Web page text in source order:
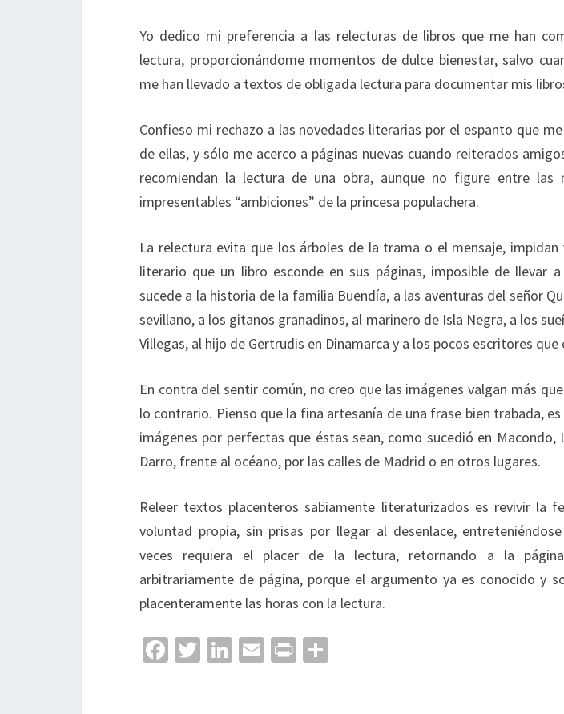
Yo dedico mi preferencia a las relecturas de libros que me han
lectura, proporcionándome momentos de dulce bienestar, salvo
me han llevado a textos de obligada lectura para documentar mis
Confieso mi rechazo a las novedades literarias por el espanto que
de ellas, y sólo me acerco a páginas nuevas cuando reiterados
recomiendan la lectura de una obra, aunque no figure entre las
impresentables “ambiciones” de la princesa populachera.
La relectura evita que los árboles de la trama o el mensaje,
literario que un libro esconde en sus páginas, imposible de llevar
sucede a la historia de la familia Buendía, a las aventuras del señor
sevillano, a los gitanos granadinos, al marinero de Isla Negra, a los
Villegas, al hijo de Gertrudis en Dinamarca y a los pocos escritores que
En contra del sentir común, no creo que las imágenes valgan más
lo contrario. Pienso que la fina artesanía de una frase bien trabada,
imágenes por perfectas que éstas sean, como sucedió en Macondo,
Darro, frente al océano, por las calles de Madrid o en otros lugares.
Releer textos placenteros sabiamente literaturizados es revivir la
voluntad propia, sin prisas por llegar al desenlace,
veces requiera el placer de la lectura, retornando a la
arbitrariamente de página, porque el argumento ya es conocido y
placenteramente las horas con la lectura.
Fa T
Li
E
Pr